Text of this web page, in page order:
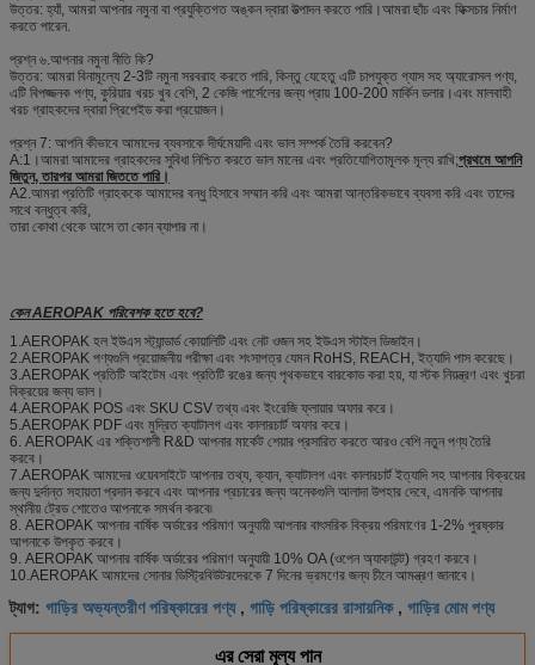
উত্তর: হ্যাঁ, আমরা আপনার নমুনা বা প্রযুক্তিগত অঙ্কন দ্বারা উত্পাদন করতে পারি।আমরা ছাঁচ এবং ফিক্সচার নির্মাণ
করতে পারেন.
প্রশ্ন ৬.আপনার নমুনা নীতি কি?
উত্তর: আমরা বিনামূল্যে 2-3টি নমুনা সরবরাহ করতে পারি, কিন্তু যেহেতু এটি চাপযুক্ত গ্যাস সহ অ্যারোসল পণ্য,
এটি বিপজ্জনক পণ্য, কুরিয়ার খরচ খুব বেশি, 2 কেজি পার্সেলের জন্য প্রায় 100-200 মার্কিন ডলার।এবং মালবাহী
খরচ গ্রাহকদের দ্বারা প্রিপেইড করা প্রয়োজন।
প্রশ্ন 7: আপনি কীভাবে আমাদের ব্যবসাকে দীর্ঘমেয়াদী এবং ভাল সম্পর্ক তৈরি করবেন?
A:1।আমরা আমাদের গ্রাহকদের সুবিধা নিশ্চিত করতে ভাল মানের এবং প্রতিযোগিতামূলক মূল্য রাখি;প্রথমে আপনি
জিতুন, তারপর আমরা জিততে পারি।
A2.আমরা প্রতিটি গ্রাহককে আমাদের বন্ধু হিসাবে সম্মান করি এবং আমরা আন্তরিকভাবে ব্যবসা করি এবং তাদের
সাথে বন্ধুত্ব করি,
তারা কোথা থেকে আসে তা কোন ব্যাপার না।
কেন AEROPAK পরিবেশক হতে হবে?
1.AEROPAK হল ইউএস স্ট্যান্ডার্ড কোয়ালিটি এবং নেট ওজন সহ ইউএস স্টাইল ডিজাইন।
2.AEROPAK পণ্যগুলি প্রয়োজনীয় পরীক্ষা এবং শংসাপত্র যেমন RoHS, REACH, ইত্যাদি পাস করেছে।
3.AEROPAK প্রতিটি আইটেম এবং প্রতিটি রঙের জন্য পৃথকভাবে বারকোড করা হয়, যা স্টক নিয়ন্ত্রণ এবং খুচরা
বিক্রয়ের জন্য ভাল।
4.AEROPAK POS এবং SKU CSV তথ্য এবং ইংরেজি ফ্লায়ার অফার করে।
5.AEROPAK PDF এবং মুদ্রিত ক্যাটালগ এবং কালারচার্ট অফার করে।
6. AEROPAK এর শক্তিশালী R&D আপনার মার্কেট শেয়ার প্রসারিত করতে আরও বেশি নতুন পণ্য তৈরি
করবে।
7.AEROPAK আমাদের ওয়েবসাইটে আপনার তথ্য, ক্যান, ক্যাটালগ এবং কালারচার্ট ইত্যাদি সহ আপনার বিক্রয়ের
জন্য দুর্দান্ত সহায়তা প্রদান করবে এবং আপনার প্রচারের জন্য অনেকগুলি আলাদা উপহার দেবে, এমনকি আপনার
স্থানীয় ট্রেড শোতেও আপনাকে সমর্থন করবে৷
8. AEROPAK আপনার বার্ষিক অর্ডারের পরিমাণ অনুযায়ী আপনার বাৎসরিক বিক্রয় পরিমাণের 1-2% পুরষ্কার
আপনাকে উপকৃত করবে।
9. AEROPAK আপনার বার্ষিক অর্ডারের পরিমাণ অনুযায়ী 10% OA (ওপেন অ্যাকাউন্ট) গ্রহণ করবে।
10.AEROPAK আমাদের সোনার ডিস্ট্রিবিউটরদেরকে 7 দিনের ভ্রমণের জন্য চীনে আমন্ত্রণ জানাবে।
ট্যাগ: গাড়ির অভ্যন্তরীণ পরিষ্কারের পণ্য, গাড়ি পরিষ্কারের রাসায়নিক, গাড়ির মোম পণ্য
এর সেরা মূল্য পান